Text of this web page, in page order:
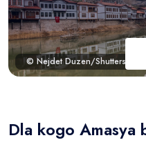
© Nejdet Duzen/
Dla kogo Amasya